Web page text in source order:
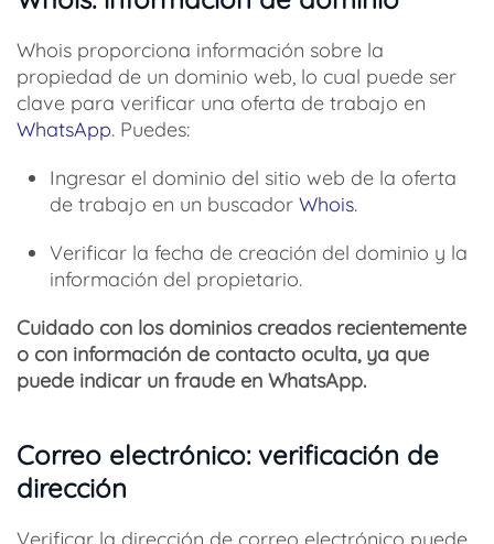
Whois proporciona información sobre la
propiedad de un dominio web, lo cual puede ser
clave para verificar una oferta de trabajo en
WhatsApp. Puedes:
Ingresar el dominio del sitio web de la oferta
de trabajo en un buscador Whois.
Verificar la fecha de creación del dominio y la
información del propietario.
Cuidado con los dominios creados recientemente
o con información de contacto oculta, ya que
puede indicar un fraude en WhatsApp.
Correo electrónico: verificación de
dirección
Verificar la dirección de correo electrónico puede